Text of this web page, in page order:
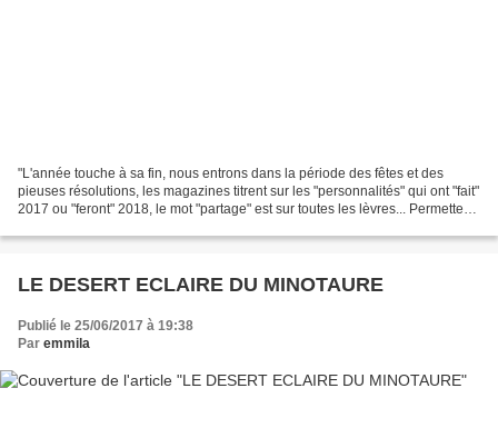
"L'année touche à sa fin, nous entrons dans la période des fêtes et des
pieuses résolutions, les magazines titrent sur les "personnalités" qui ont "fait"
2017 ou "feront" 2018, le mot "partage" est sur toutes les lèvres... Permettez-
LE DESERT ECLAIRE DU MINOTAURE
Publié le 25/06/2017 à 19:38
Par emmila